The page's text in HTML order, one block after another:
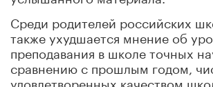
Среди родителей российских
также ухудшается мнение об
преподавания в школе точных
сравнению с прошлым годом,
удовлетворенных качеством